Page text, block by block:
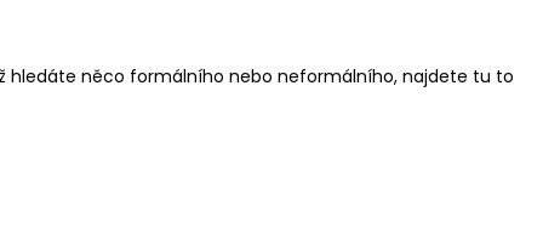
hledáte něco formálního nebo neformálního, najdete tu to